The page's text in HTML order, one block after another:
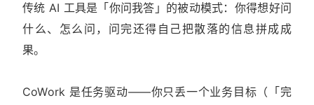
传统 AI 工具是「你问我答」的被动模式：你得想好问
什么、怎么问，问完还得自己把散落的信息拼成成
果。
CoWork 是任务驱动——你只丢一个业务目标（「完